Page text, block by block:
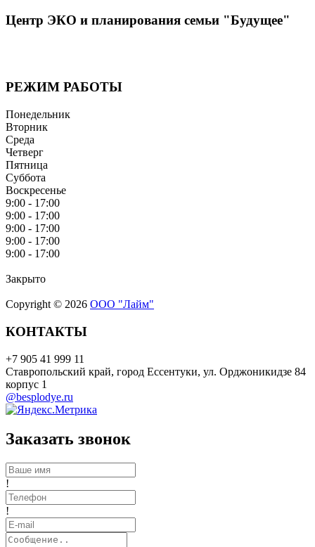
Центр ЭКО и планирования семьи "Будущее"
РЕЖИМ РАБОТЫ
Понедельник
Вторник
Среда
Четверг
Пятница
Суббота
Воскресенье
9:00 - 17:00
9:00 - 17:00
9:00 - 17:00
9:00 - 17:00
9:00 - 17:00
Закрыто
Copyright © 2026 ООО "Лайм"
КОНТАКТЫ
+7 905 41 999 11
Ставропольский край, город Ессентуки, ул. Орджоникидзе 84
корпус 1
@besplodye.ru
Заказать звонок
!
!